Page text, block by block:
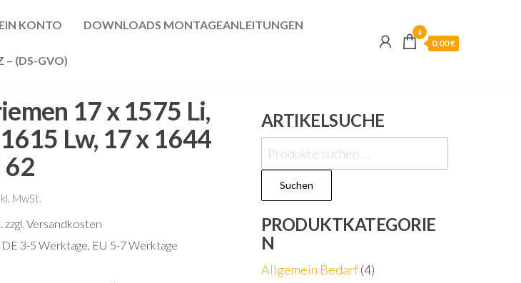
KONTO DOWNLOADS MONTAGEANLEITUNGEN
– (DS-GVO)
0
0,00 €
17 x 1575 Li,
Lw, 17 x 1644
62
MwSt.
zzgl. Versandkosten
DE 3-5 Werktage, EU 5-7 Werktage
ARTIKELSUCHE
Suchen
nach:
Suchen
PRODUKTKATEGORIE
N
Allgemein Bedarf (4)